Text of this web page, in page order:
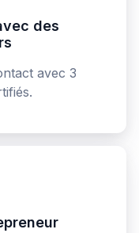
des
avec 3